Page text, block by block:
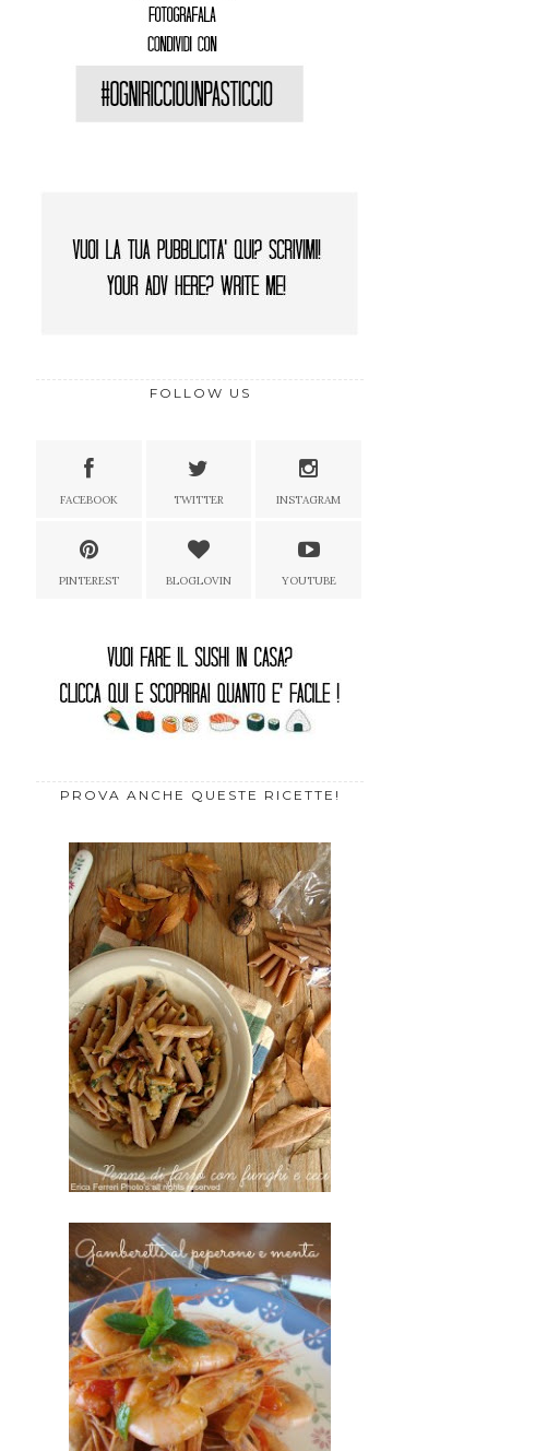
FOLLOW US
FACEBOOK TWITTER INSTAGRAM
PINTEREST BLOGLOVIN YOUTUBE
PROVA ANCHE QUESTE RICETTE!